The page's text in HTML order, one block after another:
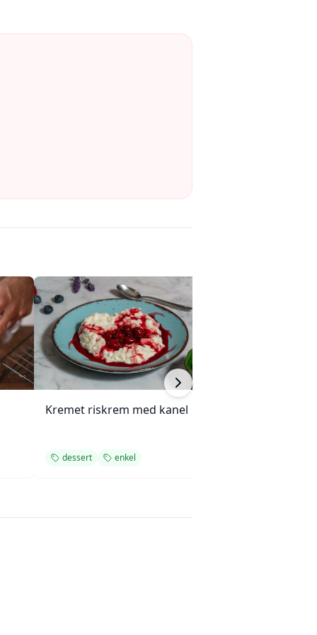
Kremet riskrem med kanel
dessert enkel